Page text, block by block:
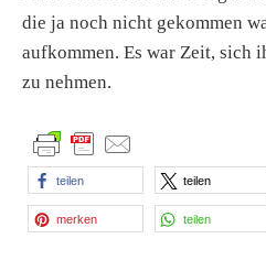
die ja noch nicht gekommen
aufkommen. Es war Zeit, sich
zu nehmen.
teilen teilen
merken teilen